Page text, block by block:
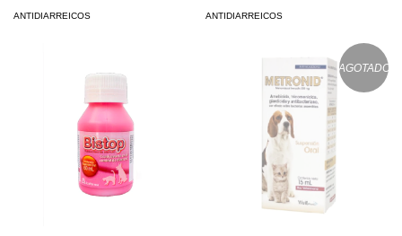
ANTIDIARREICOS ANTIDIARREICOS
AGOTADO